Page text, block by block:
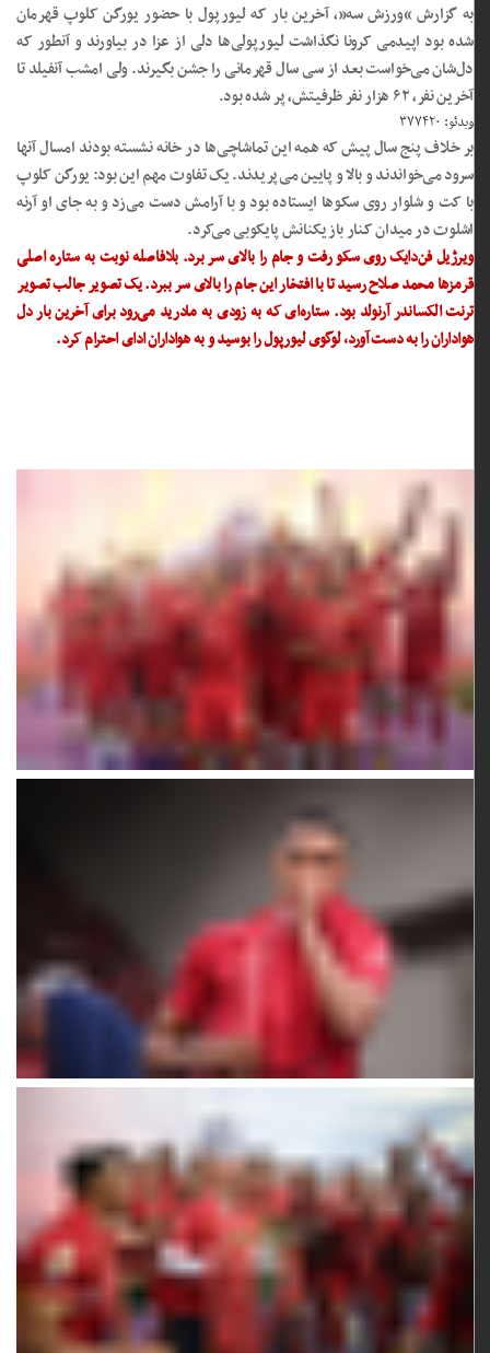
به گزارش “ورزش سه”، آخرین بار که لیورپول با حضور یورگن کلوپ ‏قهرمان
شده بود اپیدمی کرونا نگذاشت لیورپولی‌ها دلی از عزا در ‏بیاورند و آنطور که
دل‌شان می‌خواست بعد از سی سال قهرمانی را ‏جشن بگیرند. ولی امشب آنفیلد تا
آخرین نفر، ۶۲ هزار نفر ظرفیتش، ‏پر شده بود. ‏
ویدئو: ۳۷۷۴۲۰
بر خلاف پنج سال پیش که همه این تماشاچی‌ها در خانه نشسته ‏بودند امسال آنها
سرود می‌خواندند و بالا و پایین می‌پریدند. یک ‏تفاوت مهم این بود: یورگن کلوپ
با کت و شلوار روی سکوها ایستاده ‏بود و با آرامش دست می‌زد و به جای او آرنه
اشلوت در میدان کنار ‏بازیکنانش پایکوبی می‌کرد. ‏
ویرژیل فن‌دایک روی سکو رفت و جام را بالای سر برد. بلافاصله نوبت ‏به ستاره اصلی
قرمزها محمد صلاح رسید تا با افتخار این جام را ‏بالای سر ببرد. یک تصویر جالب تصویر
ترنت الکساندر آرنولد بود. ‏ستاره‌ای که به زودی به مادرید می‌رود برای آخرین بار دل
هواداران را ‏به دست آورد، لوگوی لیورپول را بوسید و به هواداران ادای احترام ‏کرد. ‏